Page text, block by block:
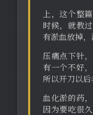
上，这个整
时候，就教
有淤血放掉
压痛点下针
有一个不好
所以开刀以
血化淤的药
因为要吃很